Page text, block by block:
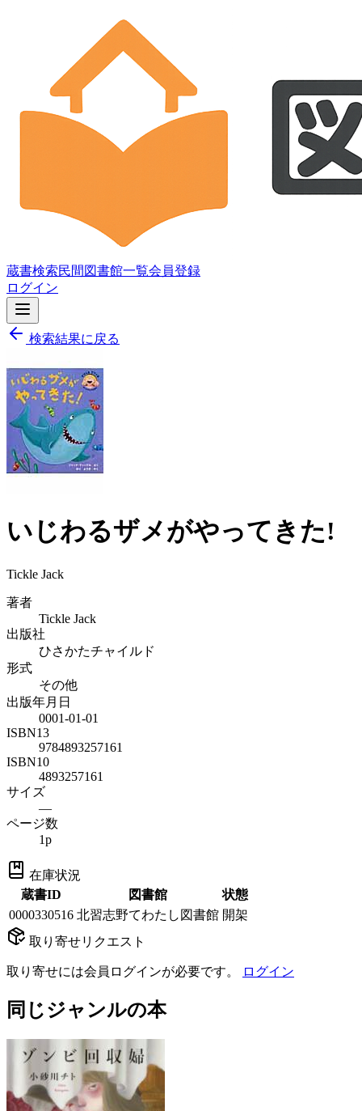
蔵書検索民間図書館一覧会員登録
ログイン
検索結果に戻る
いじわるザメがやってきた!
Tickle Jack
著者
Tickle Jack
出版社
ひさかたチャイルド
形式
その他
出版年月日
0001-01-01
ISBN13
9784893257161
ISBN10
4893257161
サイズ
—
ページ数
1p
在庫状況
蔵書ID
図書館
状態
0000330516 北習志野てわたし図書館 開架
取り寄せリクエスト
取り寄せには会員ログインが必要です。 ログイン
同じジャンルの本